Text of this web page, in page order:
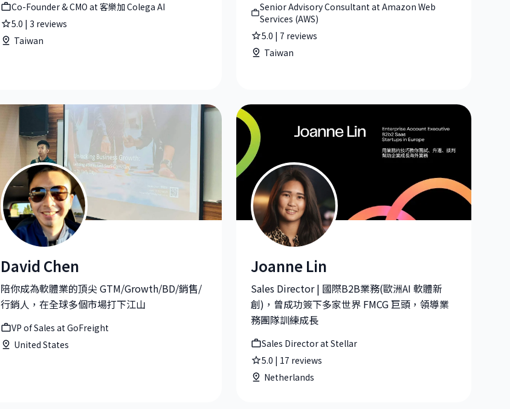
Co-Founder & CMO at 客樂加 Colega AI
5.0 | 3 reviews
Taiwan
Senior Advisory Consultant at Amazon Web
Services (AWS)
5.0 | 7 reviews
Taiwan
David Chen|VP of Sales at GoFreight
David Chen
陪你成為軟體業的頂尖 GTM/Growth/BD/銷售/
行銷人，在全球多個市場打下江山
VP of Sales at GoFreight
United States
Joanne Lin|Sales Director at Stellar
Joanne Lin
Sales Director | 國際B2B業務(歐洲AI 軟體新
創)，曾成功簽下多家世界 FMCG 巨頭，領導業
務團隊訓練成長
Sales Director at Stellar
5.0 | 17 reviews
Netherlands